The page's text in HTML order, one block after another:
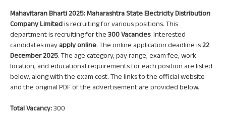
Mahavitaran Bharti 2025: Maharashtra State Electricity Distribution
Company Limitedis recruiting for various positions. This
department is recruiting for the300 Vacancies. Interested
candidates mayapply online. The online application deadline is22
December 2025. The age category, pay range, exam fee, work
location, and educational requirements for each position are listed
below, along with the exam cost. The links to the official website
and the original PDF of the advertisement are provided below.
Total Vacancy:300